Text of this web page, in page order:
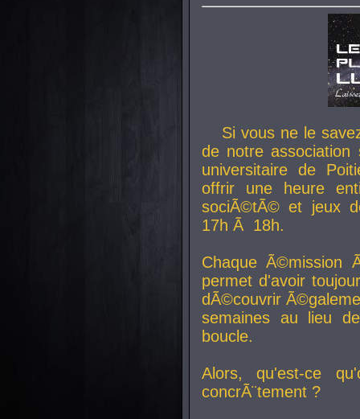
Si vous ne le
de notre
universitaire de
offrir une heure
sociÃ©tÃ© et jeux
17h Ã 18h.
Chaque Ã©mission
permet d'avoir
dÃ©couvrir
semaines au lieu
boucle.
Alors, qu'est-ce
concrÃ¨tement ?